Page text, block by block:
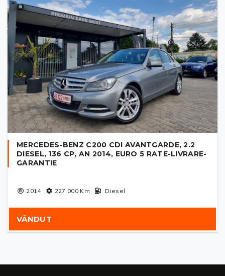
MERCEDES-BENZ C200 CDI AVANTGARDE, 2.2
DIESEL, 136 CP, AN 2014, EURO 5 RATE-LIVRARE-
GARANTIE
2014 227 000Km Diesel
VÂNDUT